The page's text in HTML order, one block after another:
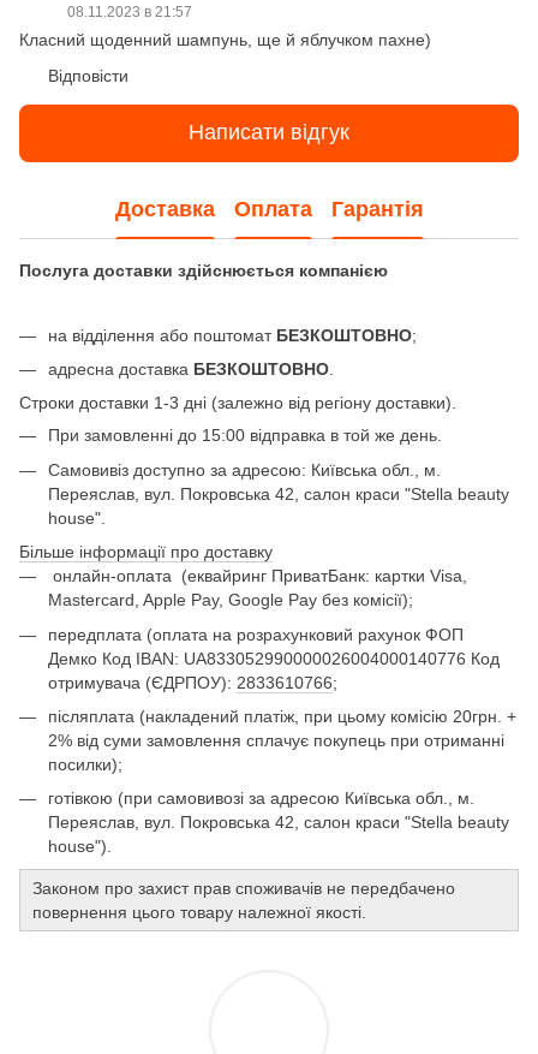
08.11.2023 в 21:57
Класний щоденний шампунь, ще й яблучком пахне)
Відповісти
Написати відгук
Доставка Оплата Гарантія
Послуга доставки здійснюється компанією
на відділення або поштомат БЕЗКОШТОВНО;
адресна доставка БЕЗКОШТОВНО
Строки доставки 1-3 дні (залежно від регіону доставки).
При замовленні до 15:00 відправка в той же день.
Самовивіз доступно за адресою: Київська обл., м.
Переяслав, вул. Покровська 42, салон краси "Stella beauty
house".
Більше інформації про доставку
онлайн-оплата
(еквайринг ПриватБанк: картки Visa,
Mastercard, Apple Pay, Google Pay без комісії);
передплата (оплата на розрахунковий рахунок ФОП
Демко Код IBAN: UA833052990000026004000140776 Код
отримувача (ЄДРПОУ): 2833610766;
післяплата (накладений платіж, при цьому комісію 20грн. +
2% від суми замовлення сплачує покупець при отриманні
посилки);
готівкою (при самовивозі за адресою Київська обл., м.
Переяслав, вул. Покровська 42, салон краси "Stella beauty
house").
Законом про захист прав споживачів не передбачено
повернення цього товару належної якості.